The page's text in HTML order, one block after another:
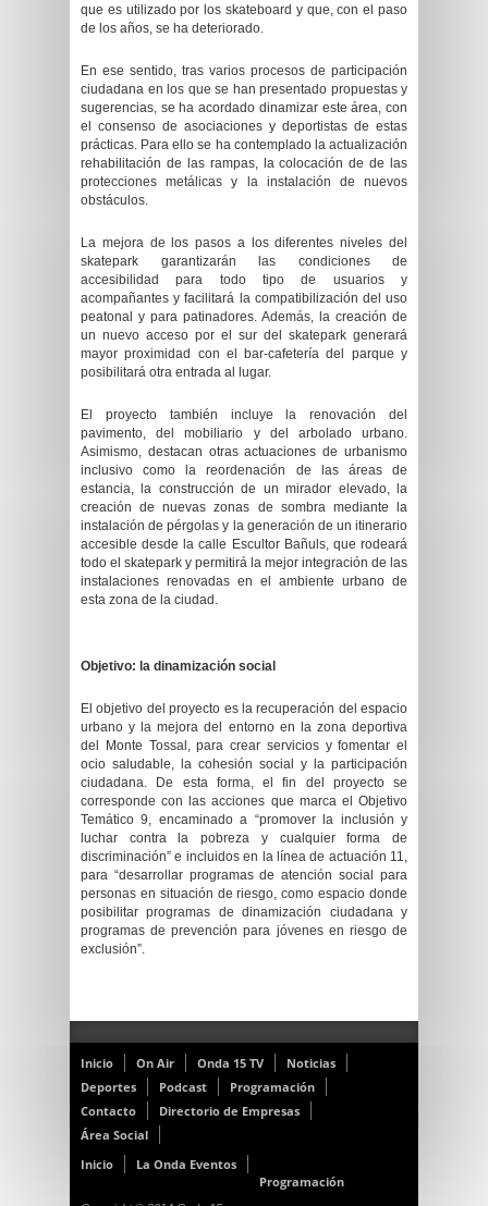
que es utilizado por los skateboard y que, con el paso
de los años, se ha deteriorado.
En ese sentido, tras varios procesos de participación
ciudadana en los que se han presentado propuestas y
sugerencias, se ha acordado dinamizar este área, con
el consenso de asociaciones y deportistas de estas
prácticas. Para ello se ha contemplado la actualización
rehabilitación de las rampas, la colocación de de las
protecciones metálicas y la instalación de nuevos
obstáculos.
La mejora de los pasos a los diferentes niveles del
skatepark garantizarán las condiciones de
accesibilidad para todo tipo de usuarios y
acompañantes y facilitará la compatibilización del uso
peatonal y para patinadores. Además, la creación de
un nuevo acceso por el sur del skatepark generará
mayor proximidad con el bar-cafetería del parque y
posibilitará otra entrada al lugar.
El proyecto también incluye la renovación del
pavimento, del mobiliario y del arbolado urbano.
Asimismo, destacan otras actuaciones de urbanismo
inclusivo como la reordenación de las áreas de
estancia, la construcción de un mirador elevado, la
creación de nuevas zonas de sombra mediante la
instalación de pérgolas y la generación de un itinerario
accesible desde la calle Escultor Bañuls, que rodeará
todo el skatepark y permitirá la mejor integración de las
instalaciones renovadas en el ambiente urbano de
esta zona de la ciudad.
Objetivo: la dinamización social
El objetivo del proyecto es la recuperación del espacio
urbano y la mejora del entorno en la zona deportiva
del Monte Tossal, para crear servicios y fomentar el
ocio saludable, la cohesión social y la participación
ciudadana. De esta forma, el fin del proyecto se
corresponde con las acciones que marca el Objetivo
Temático 9, encaminado a “promover la inclusión y
luchar contra la pobreza y cualquier forma de
discriminación” e incluidos en la línea de actuación 11,
para “desarrollar programas de atención social para
personas en situación de riesgo, como espacio donde
posibilitar programas de dinamización ciudadana y
programas de prevención para jóvenes en riesgo de
exclusión”.
Inicio On Air Onda 15 TV
Noticias
Deportes
Podcast
Programación
Contacto
Directorio de Empresas
Área Social
Inicio
La Onda Eventos
Programación